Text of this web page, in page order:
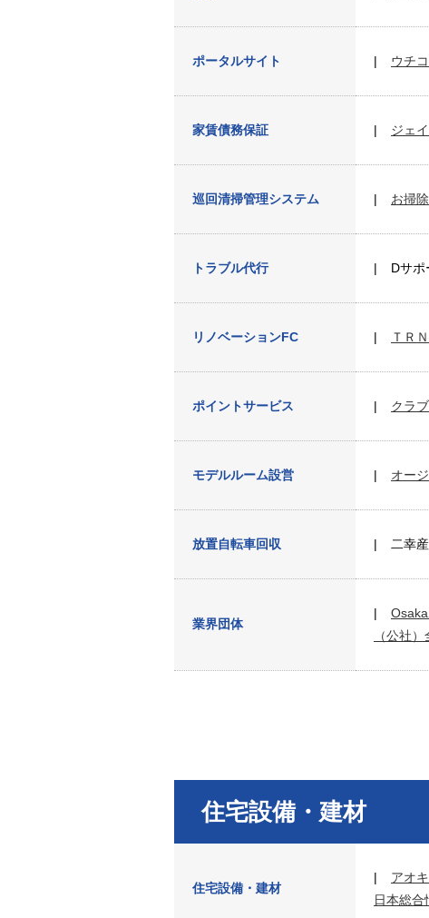
ポータルサイト ウチ
家賃債務保証 ジェ
巡回清掃管理システム お掃
トラブル代行 Dサポ
リノベーションFC ＴＲ
ポイントサービス クラ
モデルルーム設営 オー
放置自転車回収 二幸
業界団体
（公社
住宅設備・建材
住宅設備・建材
アオ
日本総合